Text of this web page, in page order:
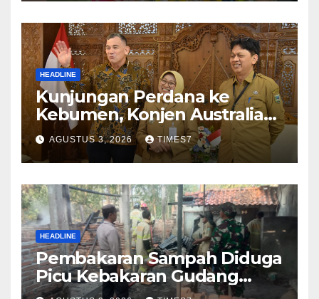
HEADLINE
Kunjungan Perdana ke
Kebumen, Konjen Australia
Jajaki Kerja Sama Pariwisata
hingga Pendidikan
AGUSTUS 3, 2026 TIMES7
HEADLINE
Pembakaran Sampah Diduga
Picu Kebakaran Gudang
Furniture di Kebumen